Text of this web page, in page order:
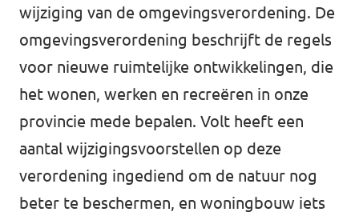
Volt Houten
Volt Soest
Volt Utrecht (Stad)
Volt Woerden
Volt Zeist
Agenda
Vacatures
Volt Amersfoort
wijziging van de omgevingsverordening. De
omgevingsverordening beschrijft de regels
voor nieuwe ruimtelijke ontwikkelingen, die
het wonen, werken en recreëren in onze
provincie mede bepalen. Volt heeft een
aantal wijzigingsvoorstellen op deze
verordening ingediend om de natuur nog
beter te beschermen, en woningbouw iets